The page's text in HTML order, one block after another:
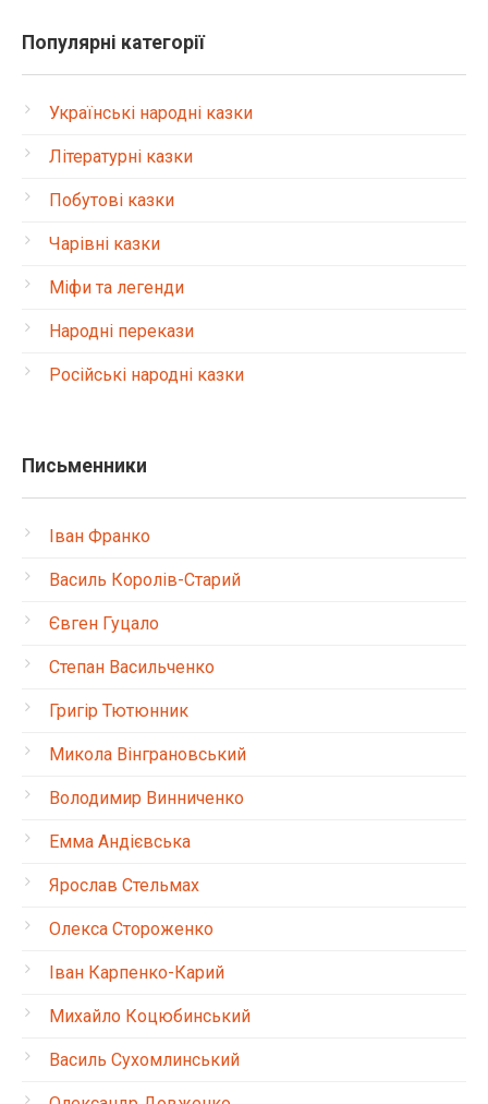
Популярні категорії
Українські народні казки
Літературні казки
Побутові казки
Чарівні казки
Міфи та легенди
Народні перекази
Російські народні казки
Письменники
Іван Франко
Василь Королів-Старий
Євген Гуцало
Степан Васильченко
Григір Тютюнник
Микола Вінграновський
Володимир Винниченко
Емма Андієвська
Ярослав Стельмах
Олекса Стороженко
Іван Карпенко-Карий
Михайло Коцюбинський
Василь Сухомлинський